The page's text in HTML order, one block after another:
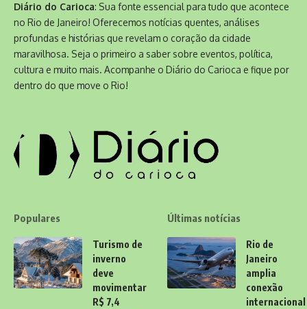
Diário do Carioca: Sua fonte essencial para tudo que acontece
no Rio de Janeiro! Oferecemos notícias quentes, análises
profundas e histórias que revelam o coração da cidade
maravilhosa. Seja o primeiro a saber sobre eventos, política,
cultura e muito mais. Acompanhe o Diário do Carioca e fique por
dentro do que move o Rio!
Populares
Turismo de
inverno
deve
movimentar
R$ 7,4
Últimas notícias
Rio de
Janeiro
amplia
conexão
internacional